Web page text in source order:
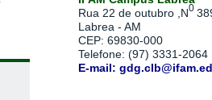
Rua 22 de outubro ,N0
Labrea - AM
CEP: 69830-000
Telefone: (97) 3331-2064
E-mail: